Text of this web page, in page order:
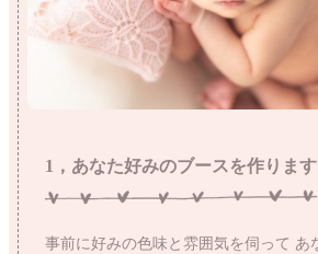
1，あなた好みのブースを作ります
事前に好みの色味と雰囲気を伺って あ